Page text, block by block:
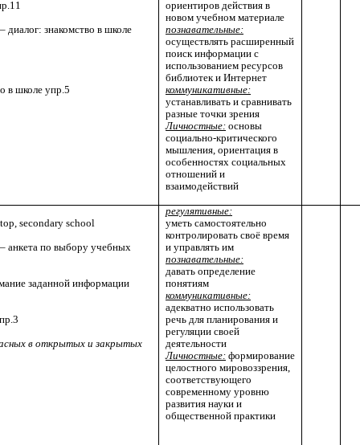
диалог: знакомство в школе
в школе упр.5
ориентиров действия в
новом учебном материале
познавательные:
осуществлять расширенный
поиск информации с
использованием ресурсов
библиотек и Интернет
коммуникативные:
устанавливать и сравнивать
разные точки зрения
Личностные: основы
социально-критического
мышления, ориентация в
особенностях социальных
отношений и
взаимодействий
secondary school
анкета по выбору учебных
заданной информации
в открытых и закрытых
регулятивные:
уметь самостоятельно
контролировать своё время
и управлять им
познавательные:
давать определение
понятиям
коммуникативные:
адекватно использовать
речь для планирования и
регуляции своей
деятельности
Личностные: формирование
целостного мировоззрения,
соответствующего
современному уровню
развития науки и
общественной практики